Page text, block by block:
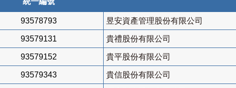
93578793 昱安資產管理股份有限公司
93579131 貴禮股份有限公司
93579152 貴平股份有限公司
93579343 貴信股份有限公司